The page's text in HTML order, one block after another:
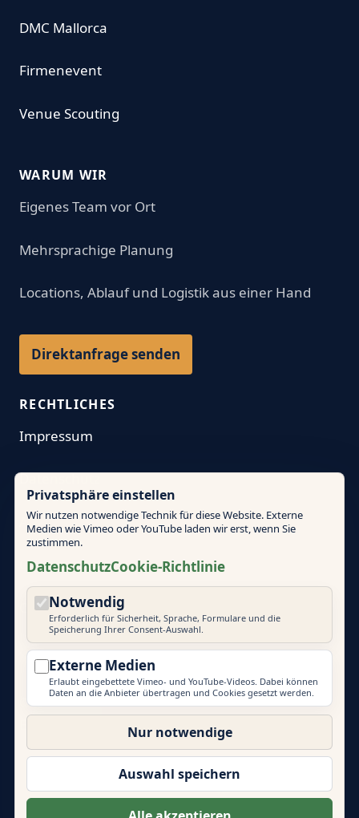
DMC Mallorca
Firmenevent
Venue Scouting
WARUM WIR
Eigenes Team vor Ort
Mehrsprachige Planung
Locations, Ablauf und Logistik aus einer Hand
Direktanfrage senden
RECHTLICHES
Impressum
Datenschutz
AGB
Cookie-Richtlinie
Cookie-Einstellungen
© 2026 Mallorca Teambuilding
Weitere Marken der Event Prime GmbH:
Eventlocations Hamburg| Eventagentur Hamburg
Teambuilding Barcelona
Privatsphäre einstellen
Wir nutzen notwendige Technik für diese Website. Externe
Medien wie Vimeo oder YouTube laden wir erst, wenn Sie
zustimmen.
DatenschutzCookie-Richtlinie
Notwendig
Erforderlich für Sicherheit, Sprache, Formulare und die
Speicherung Ihrer Consent-Auswahl.
Externe Medien
Erlaubt eingebettete Vimeo- und YouTube-Videos. Dabei können
Daten an die Anbieter übertragen und Cookies gesetzt werden.
Nur notwendige
Auswahl speichern